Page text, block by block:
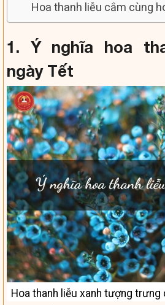
Hoa thanh liễu cắm cùng
1. Ý nghĩa hoa
ngày Tết
Hoa thanh liễu xanh tượng trưng